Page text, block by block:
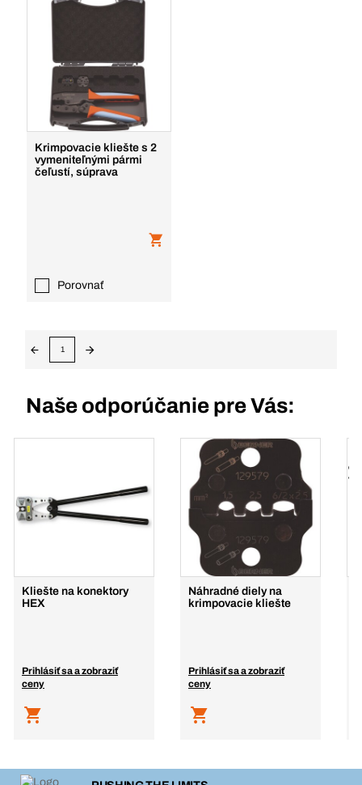
Krimpovacie kliešte s 2
vymeniteľnými pármi
čeľustí, súprava
Porovnať
1
Naše odporúčanie pre Vás:
Kliešte na konektory
HEX
Prihlásiť sa a zobraziť
ceny
Náhradné diely na
krimpovacie kliešte
Prihlásiť sa a zobraziť
ceny